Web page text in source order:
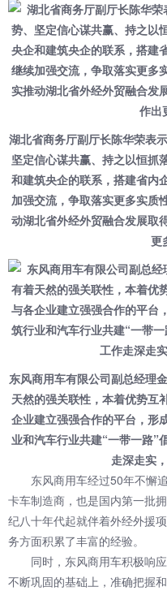
湖北省商务厅副厅长陈华荣表
坚定信心谋共赢、持之以恒抓
和建筑央企的联系，搭建省内
加强交流，争取落实更多实质
动湖北省外经外贸融合发展取
更
东风商用车有限公司副总经理
天然的强关联性，本着优势互
企业建立强强合作的平台，形
业和汽车行业共建“一带一路”
走深走实
东风商用车经过50年不懈追
卡车制造商，也是国内第一批
纪八十年代起就伴着外经外援
务方面积累了丰富的经验。
同时，东风商用车积极响应
不断巩固的基础上，准确把握